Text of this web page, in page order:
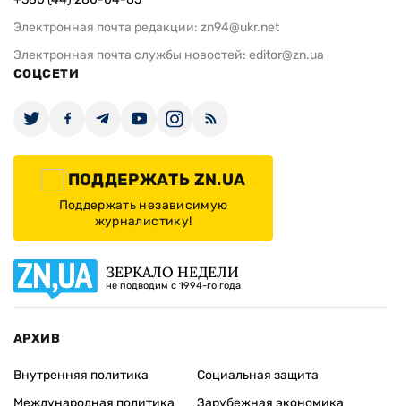
Электронная почта редакции: zn94@ukr.net
Электронная почта службы новостей: editor@zn.ua
СОЦСЕТИ
ПОДДЕРЖАТЬ ZN.UA
Поддержать независимую
журналистику!
ЗЕРКАЛО НЕДЕЛИ
не подводим с 1994-го года
АРХИВ
Внутренняя политика
Международная политика
Социальная защита
Зарубежная экономика